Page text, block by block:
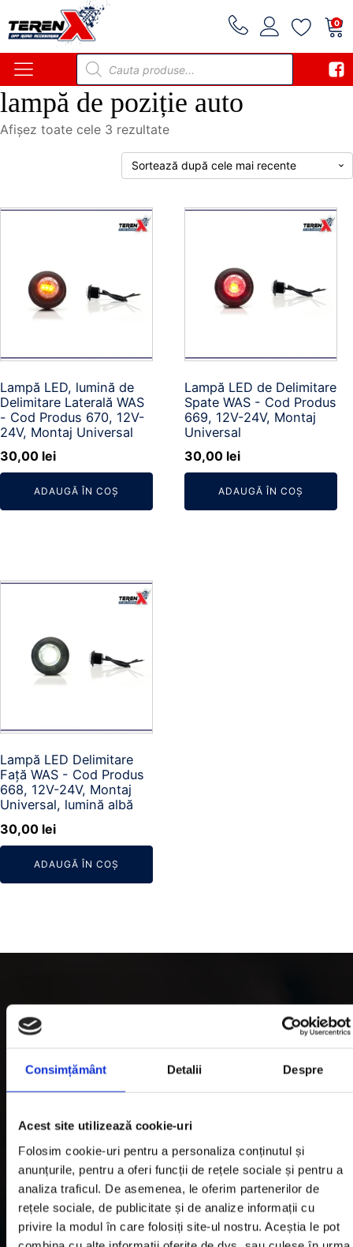
Consimțământ Detalii Despre
Acest site utilizează cookie-uri
Folosim cookie-uri pentru a personaliza conținutul și
anunțurile, pentru a oferi funcții de rețele sociale și pentru a
analiza traficul. De asemenea, le oferim partenerilor de
rețele sociale, de publicitate și de analize informații cu
privire la modul în care folosiți site-ul nostru. Aceștia le pot
0
Products
search
lampă de poziție auto
Afișez toate cele 3 rezultateSortat
după
cele
recente
Lampă LED, lumină de
Delimitare Laterală WAS
- Cod Produs 670, 12V-
24V, Montaj Universal
30,00 lei
ADAUGĂ ÎN COȘ
Lampă LED de Delimitare
Spate WAS - Cod Produs
669, 12V-24V, Montaj
Universal
30,00 lei
ADAUGĂ ÎN COȘ
Lampă LED Delimitare
Față WAS - Cod Produs
668, 12V-24V, Montaj
Universal, lumină albă
30,00 lei
ADAUGĂ ÎN COȘ
Categorii
TROLII AUTO
SNORKEL AUTO
ACCESORII RECUPERARE
DIFERENȚIALE BLOCABILE